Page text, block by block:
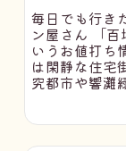
毎日でも行き
ン屋さん 「
いうお値打ち
は閑静な住宅
究都市や響